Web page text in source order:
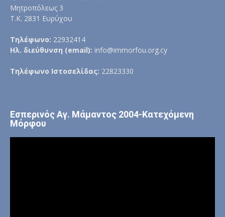
Μητροπόλεως 3
Τ.Κ. 2831 Ευρύχου
Τηλέφωνο: 22932414
Ηλ. διεύθυνση (email): info@immorfou.org.cy
Τηλέφωνο Ιστοσελίδας: 22823330
Εσπερινός Αγ. Μάμαντος 2004-Κατεχόμενη
Μόρφου